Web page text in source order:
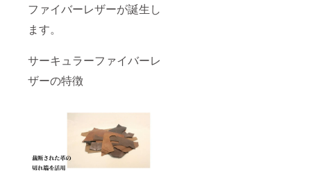
ファイバーレザーが誕生し
ます。
サーキュラーファイバーレ
ザーの特徴